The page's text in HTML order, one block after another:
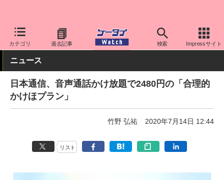
カテゴリ 過去記事 検索 Impressサイト
ケータイ Watch 格安スマホ/格安SIM 格安SIM/MVNO その他
ニュース
日本通信、音声通話かけ放題で2480円の「合理的
かけほプラン」
竹野 弘祐 2020年7月14日 12:44
リスト